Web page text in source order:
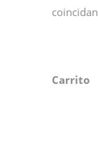
Carrito